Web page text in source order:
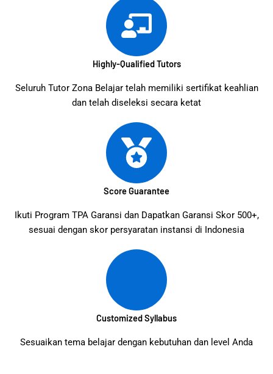
Highly-Qualified Tutors
Seluruh Tutor Zona Belajar telah memiliki sertifikat keahlian
dan telah diseleksi secara ketat
Score Guarantee
Ikuti Program TPA Garansi dan Dapatkan Garansi Skor 500+,
sesuai dengan skor persyaratan instansi di Indonesia
Customized Syllabus
Sesuaikan tema belajar dengan kebutuhan dan level Anda